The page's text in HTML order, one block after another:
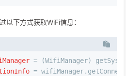
以下方式获取WiFi信息：
= (WifiManager)
=